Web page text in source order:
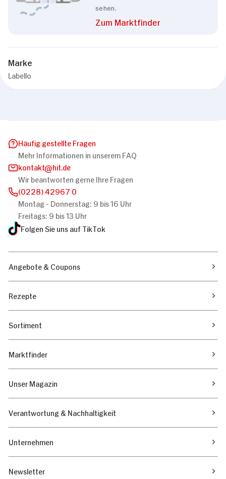
sehen.
Zum Marktfinder
Marke
Labello
Häufig gestellte Fragen
Mehr Informationen in unserem FAQ
kontakt
hit.de
Wir beantworten gerne Ihre Fragen
(0228) 42967 0
Montag - Donnerstag: 9 bis 16 Uhr
Freitags: 9 bis 13 Uhr
Folgen Sie uns auf TikTok
Angebote & Coupons
Rezepte
Sortiment
Marktfinder
Unser Magazin
Verantwortung & Nachhaltigkeit
Unternehmen
Newsletter